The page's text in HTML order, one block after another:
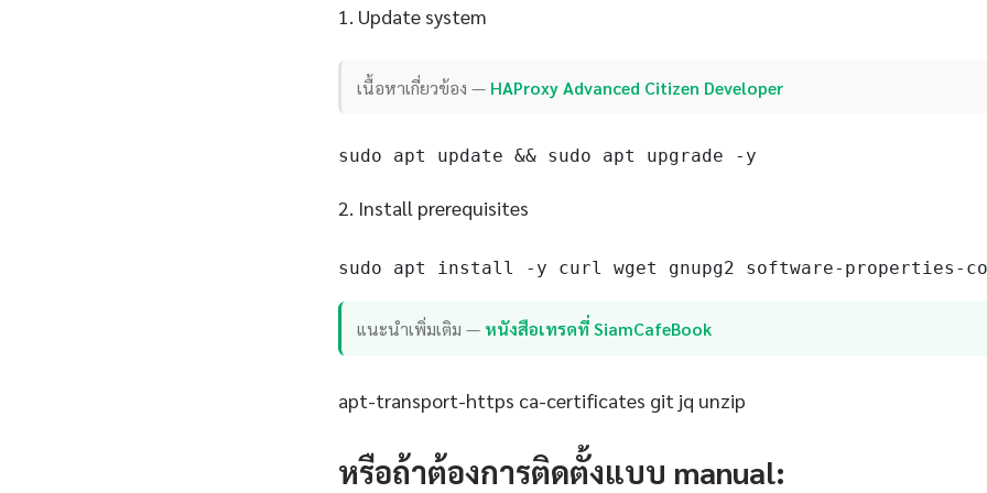
1. Update system
เนื้อหาเกี่ยวข้อง — HAProxy Advanced Citizen Developer
sudo apt update && sudo apt upgrade -y
2. Install prerequisites
sudo apt install -y curl wget gnupg2 software-properties-
แนะนำเพิ่มเติม — หนังสือเทรดที่ SiamCafeBook
apt-transport-https ca-certificates git jq unzip
หรือถ้าต้องการติดตั้งแบบ manual: